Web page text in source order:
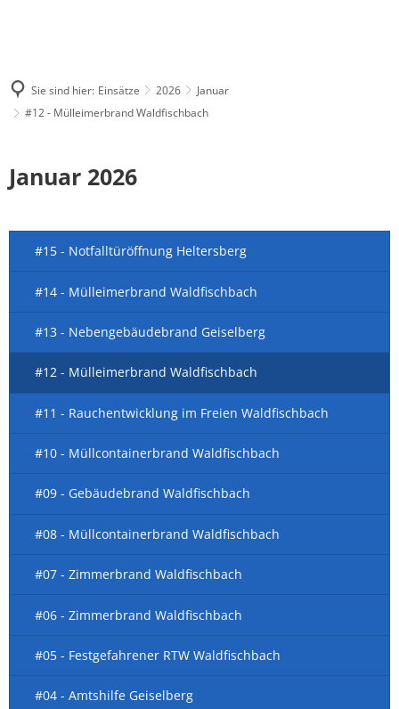
Sie sind hier: Einsätze 2026
Januar
#12 - Mülleimerbrand Waldfischbach
Januar 2026
#15 - Notfalltüröffnung Heltersberg
#14 - Mülleimerbrand Waldfischbach
#13 - Nebengebäudebrand Geiselberg
#12 - Mülleimerbrand Waldfischbach
#11 - Rauchentwicklung im Freien Waldfischbach
#10 - Müllcontainerbrand Waldfischbach
#09 - Gebäudebrand Waldfischbach
#08 - Müllcontainerbrand Waldfischbach
#07 - Zimmerbrand Waldfischbach
#06 - Zimmerbrand Waldfischbach
#05 - Festgefahrener RTW Waldfischbach
#04 - Amtshilfe Geiselberg